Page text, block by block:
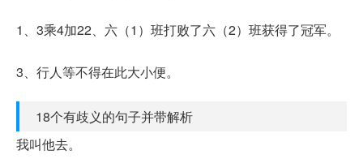
1、3乘4加22、六（1）班打败了六（2）班获得了冠军。
3、行人等不得在此大小便。
18个有歧义的句子并带解析
我叫他去。